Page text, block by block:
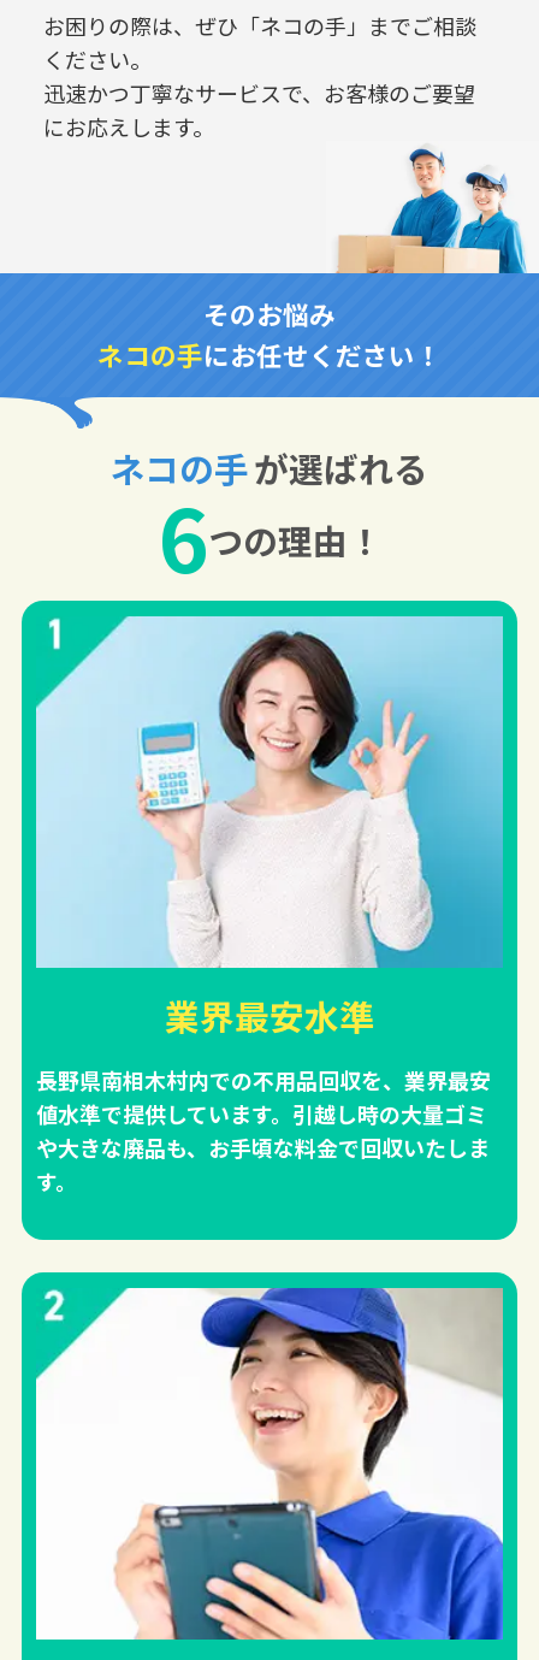
お困りの際は、ぜひ「ネコの手」までご相談
ください。
迅速かつ丁寧なサービスで、お客様のご要望
にお応えします。
そのお悩み
ネコの手にお任せください！
ネコの手が選ばれる
6つの理由！
業界最安水準
長野県南相木村内での不用品回収を、業界最安
値水準で提供しています。引越し時の大量ゴミ
や大きな廃品も、お手頃な料金で回収いたしま
す。